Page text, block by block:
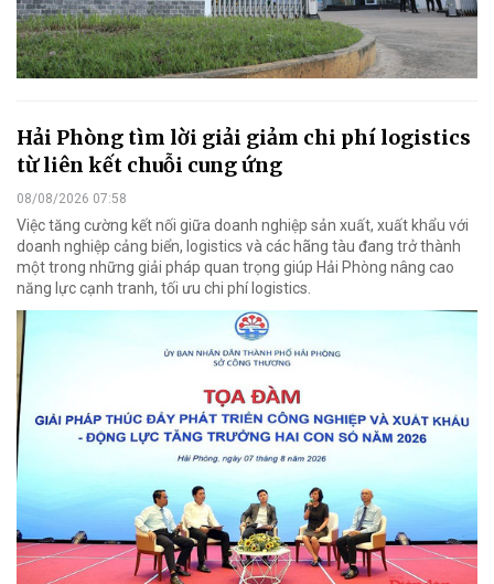
Hải Phòng tìm lời giải giảm chi phí logistics
từ liên kết chuỗi cung ứng
08/08/2026 07:58
Việc tăng cường kết nối giữa doanh nghiệp sản xuất, xuất khẩu với
doanh nghiệp cảng biển, logistics và các hãng tàu đang trở thành
một trong những giải pháp quan trọng giúp Hải Phòng nâng cao
năng lực cạnh tranh, tối ưu chi phí logistics.